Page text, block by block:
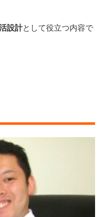
設計として役立つ内容で